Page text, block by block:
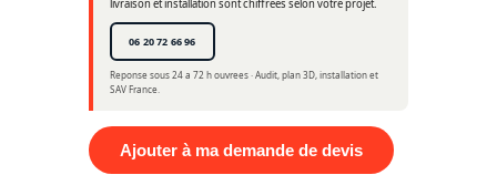
livraison et installation sont chiffrees selon votre projet.
06 20 72 66 96
Reponse sous 24 a 72 h ouvrees · Audit, plan 3D, installation et
SAV France.
Ajouter à ma demande de devis